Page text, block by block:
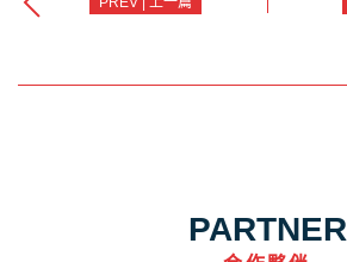
PARTNER